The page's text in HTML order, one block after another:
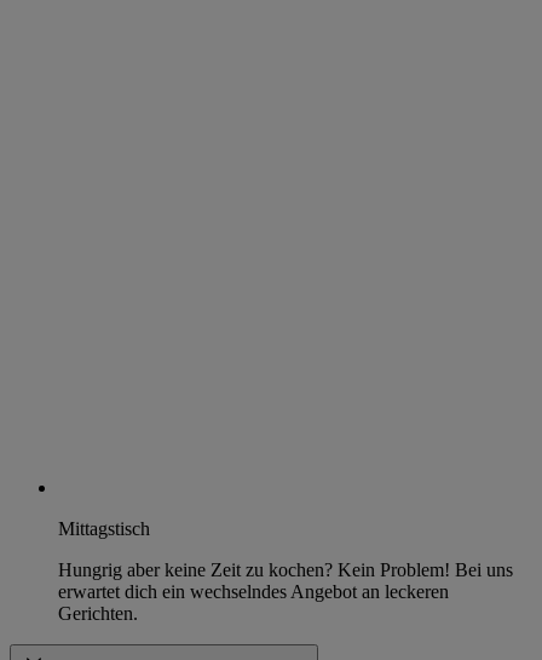
Mittagstisch
Hungrig aber keine Zeit zu kochen? Kein Problem! Bei uns
erwartet dich ein wechselndes Angebot an leckeren
Gerichten.